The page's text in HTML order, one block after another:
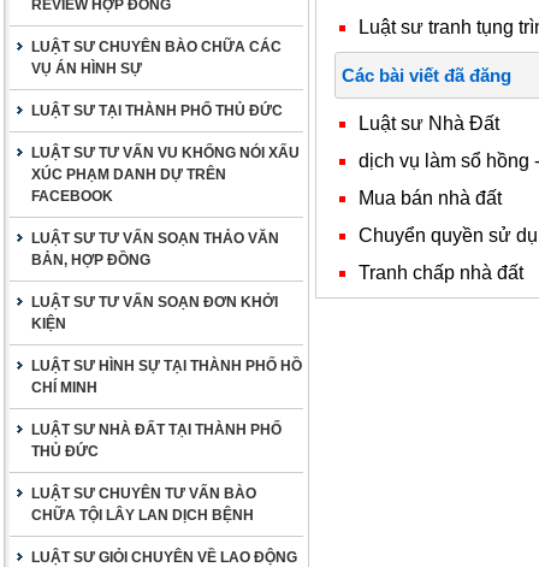
REVIEW HỢP ĐỒNG
LUẬT SƯ CHUYÊN BÀO CHỮA CÁC
VỤ ÁN HÌNH SỰ
LUẬT SƯ TẠI THÀNH PHỐ THỦ ĐỨC
LUẬT SƯ TƯ VẤN VU KHỐNG NÓI XẤU
XÚC PHẠM DANH DỰ TRÊN
FACEBOOK
LUẬT SƯ TƯ VẤN SOẠN THẢO VĂN
BẢN, HỢP ĐỒNG
LUẬT SƯ TƯ VẤN SOẠN ĐƠN KHỞI
KIỆN
LUẬT SƯ HÌNH SỰ TẠI THÀNH PHỐ HỒ
CHÍ MINH
LUẬT SƯ NHÀ ĐẤT TẠI THÀNH PHỐ
THỦ ĐỨC
LUẬT SƯ CHUYÊN TƯ VẤN BÀO
CHỮA TỘI LÂY LAN DỊCH BỆNH
LUẬT SƯ GIỎI CHUYÊN VỀ LAO ĐỘNG
Luật sư tranh tụng
Các bài viết đã đăng
Luật sư Nhà Đất
dịch vụ làm sổ hồng
Mua bán nhà đất
Chuyển quyền sử
Tranh chấp nhà đất